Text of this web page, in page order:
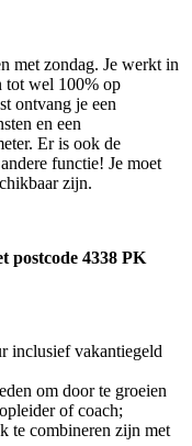
met zondag. Je werkt in
tot wel 100% op
ontvang je een
en een
Er is ook de
functie! Je moet
zijn.
postcode 4338 PK
inclusief vakantiegeld
om door te groeien
of coach;
te combineren zijn met